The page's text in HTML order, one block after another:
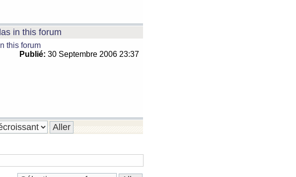
in this forum
this forum
Publié: 30 Septembre 2006 23:37